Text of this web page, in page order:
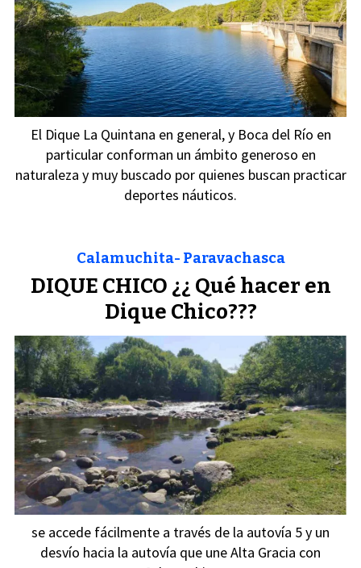
El Dique La Quintana en general, y Boca del Río en
particular conforman un ámbito generoso en
naturaleza y muy buscado por quienes buscan practicar
deportes náuticos.
DIQUE CHICO ¿¿ Qué hacer en
Dique Chico???
Calamuchita- Paravachasca
se accede fácilmente a través de la autovía 5 y un
desvío hacia la autovía que une Alta Gracia con